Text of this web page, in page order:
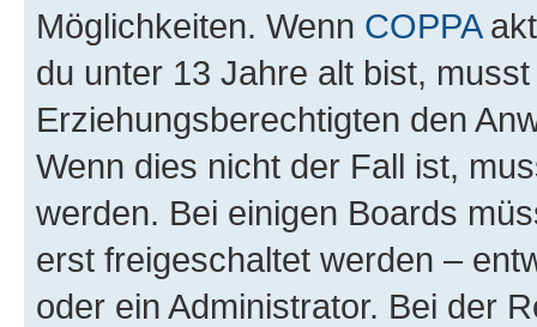
Möglichkeiten. Wenn COPPA
du unter 13 Jahre alt bist,
Erziehungsberechtigten den
Wenn dies nicht der Fall ist,
werden. Bei einigen Boards
erst freigeschaltet werden –
oder ein Administrator. Bei der